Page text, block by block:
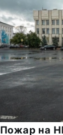
Пожар на